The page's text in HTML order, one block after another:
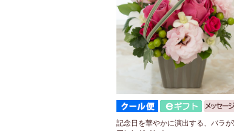
記念日を華やかに演出する、バラが